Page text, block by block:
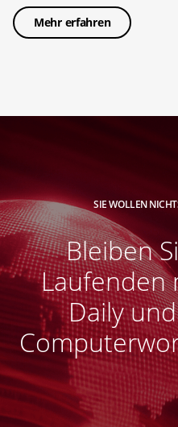
Mehr erfahren
SIE WOLLEN
Bleiben
Laufenden
Daily